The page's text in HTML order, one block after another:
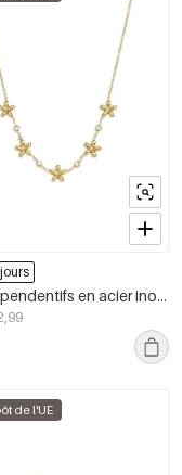
Colliers pendentifs en acier inoxydable plaqué or 14 carats, collection Fleur Simple Daily Simple, bijoux pour femmes
de l'UE